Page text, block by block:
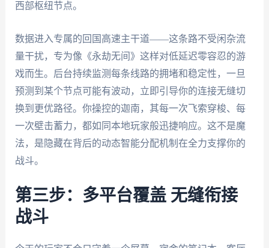
西部枢纽节点。
数据进入专属的回国高速主干道——这条路不受闲杂流
量干扰，专为像《永劫无间》这样对低延迟零容忍的游
戏而生。后台持续监测每条线路的拥堵和稳定性，一旦
预测到某个节点可能有波动，立即引导你的连接无缝切
换到更优路径。你操控的迦南，其每一次飞索穿梭、每
一次壁击蓄力，都如同本地玩家般迅捷响应。这不是魔
法，是隐藏在背后的动态智能分配机制在全力支撑你的
战斗。
第三步：多平台覆盖 无缝衔接
战斗